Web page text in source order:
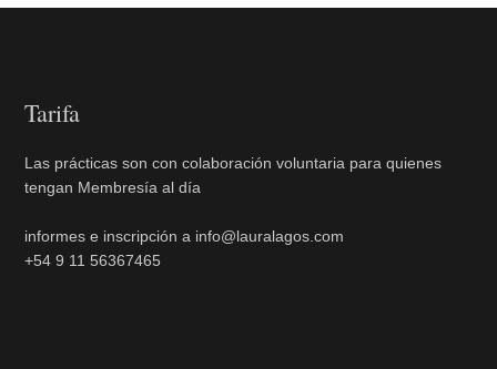
Tarifa
Las prácticas son con colaboración voluntaria para quienes
tengan Membresía al día
informes e inscripción a info@lauralagos.com
+54 9 11 56367465